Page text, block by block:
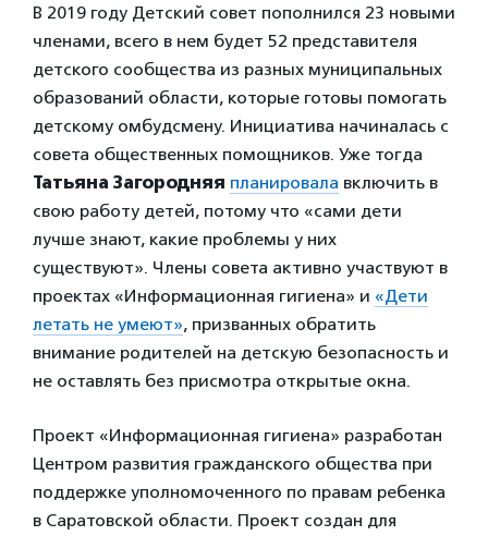
В 2019 году Детский совет пополнился 23 новыми
членами, всего в нем будет 52 представителя
детского сообщества из разных муниципальных
образований области, которые готовы помогать
детскому омбудсмену. Инициатива начиналась с
совета общественных помощников. Уже тогда
Татьяна Загородняя планировала включить в
свою работу детей, потому что «сами дети
лучше знают, какие проблемы у них
существуют». Члены совета активно участвуют в
проектах «Информационная гигиена» и «Дети
летать не умеют», призванных обратить
внимание родителей на детскую безопасность и
не оставлять без присмотра открытые окна.
Проект «Информационная гигиена» разработан
Центром развития гражданского общества при
поддержке уполномоченного по правам ребенка
в Саратовской области. Проект создан для